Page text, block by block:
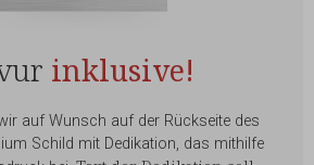
inklusive!
auf Wunsch auf der Rückseite des
Schild mit Dedikation, das mithilfe